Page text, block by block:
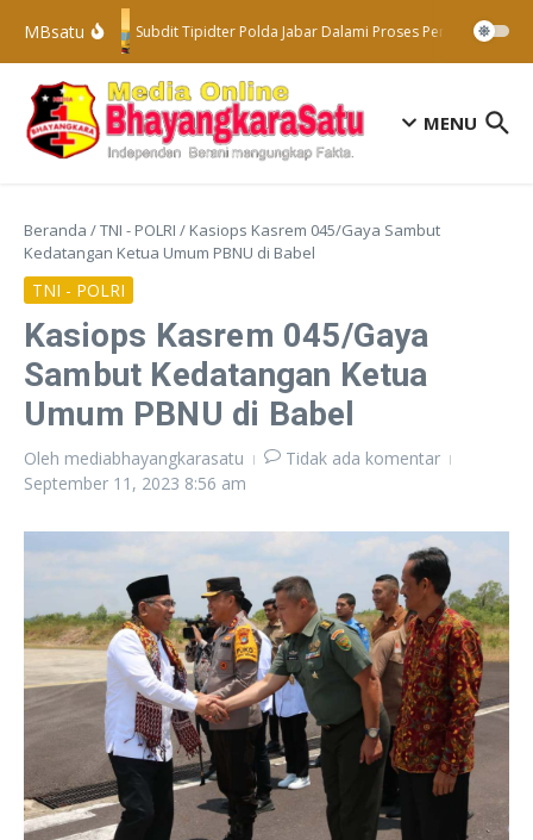
Lewati ke konten
MBsatu
Subdit Tipidter Polda Jabar Dalami Proses Penyelidikan
MENU
Beranda /TNI - POLRI / Kasiops Kasrem 045/Gaya Sambut
Kedatangan Ketua Umum PBNU di Babel
TNI - POLRI
Kasiops Kasrem 045/Gaya
Sambut Kedatangan Ketua
Umum PBNU di Babel
Oleh mediabhayangkarasatu
Tidak ada komentar
September 11, 2023 8:56 am